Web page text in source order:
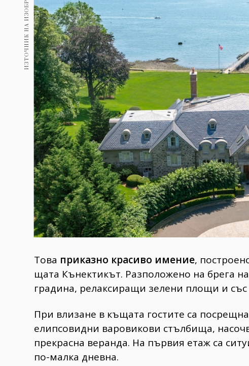
Пътувай 237
Здраве 389
Gentlemen
382
Wellness 1817
ПОСЛЕДВАЙТЕ
НИ
ИЗТОЧНИК НА ИЗОБРАЖЕНИЕ:
Това приказно красиво имение,
щата Кънектикът. Разположено на брега
градина, релаксиращи зелени площи и
При влизане в къщата гостите са
елипсовидни варовикови стълбища,
прекрасна веранда. На първия етаж са
по-малка дневна.